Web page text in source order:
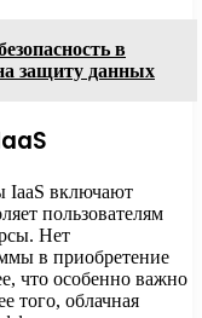
в
защиту данных
IaaS включают
пользователям
Нет
в приобретение
что особенно важно
того, облачная